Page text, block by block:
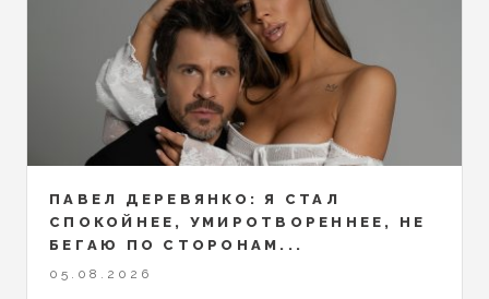
ПАВЕЛ ДЕРЕВЯНКО: Я СТАЛ
СПОКОЙНЕЕ, УМИРОТВОРЕННЕЕ, НЕ
БЕГАЮ ПО СТОРОНАМ...
05.08.2026